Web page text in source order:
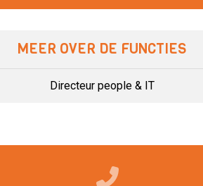
MEER OVER DE FUNCTIES
Directeur people & IT